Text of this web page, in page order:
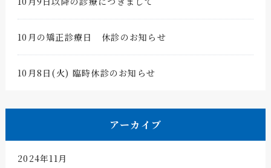
10月の矯正診療日 休診のお知らせ
10月8日(火) 臨時休診のお知らせ
アーカイブ
2024年11月